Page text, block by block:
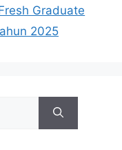
Graduate
2025